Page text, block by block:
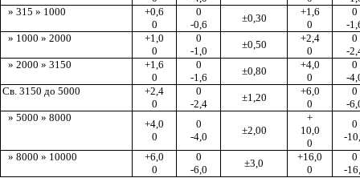
» 315 » 1000
+0,6
0
0
-0,6
±0 ,30
+1,6
0
0
-1
» 1000 » 2000
+1, 0
0
0
-1,0
±0,50
+2,4
0
0
-
» 2000 » 3150
+1,6
0
0
-1, 6
±0,80
+4,0
0
0
-
Св. 3150 до 5000
+2,4
0
0
-2,4
±1,20
+6,0
0
0
-
» 5000 » 8000
+4,0
0
0
-4,0
±2,00
+
10,0
0
0
-
» 8000 » 10000
+6,0
0
0
-6 0
±3,0
+16,0
0
0
-16